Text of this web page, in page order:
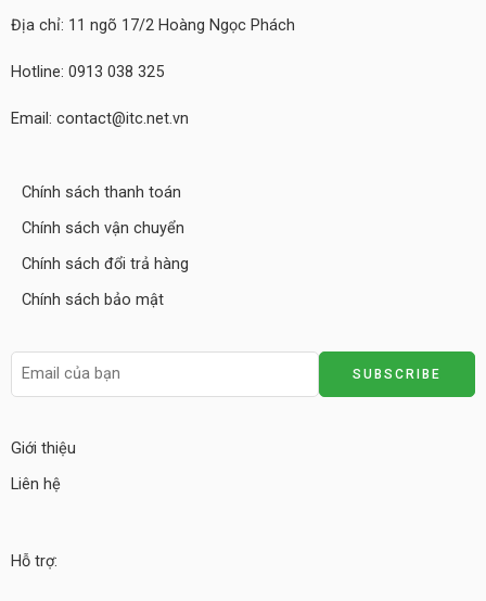
Địa chỉ: 11 ngõ 17/2 Hoàng Ngọc Phách
Hotline: 0913 038 325
Email: contact@itc.net.vn
Chính sách thanh toán
Chính sách vận chuyển
Chính sách đổi trả hàng
Chính sách bảo mật
Giới thiệu
Liên hệ
Hỗ trợ: